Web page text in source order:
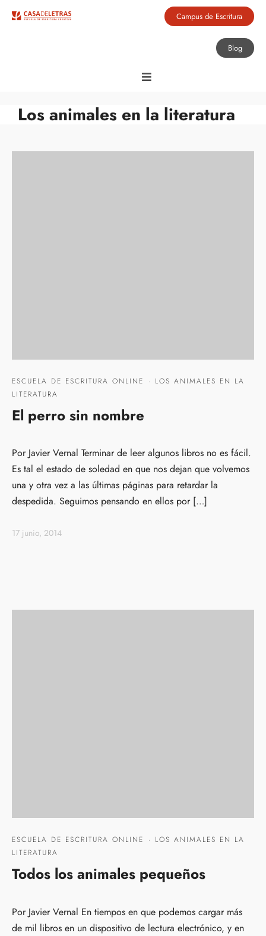
Campus de Escritura
Blog
Los animales en la literatura
ESCUELA DE ESCRITURA ONLINE · LOS ANIMALES EN LA
LITERATURA
El perro sin nombre
Por Javier Vernal Terminar de leer algunos libros no es fácil.
Es tal el estado de soledad en que nos dejan que volvemos
una y otra vez a las últimas páginas para retardar la
despedida. Seguimos pensando en ellos por […]
17 junio, 2014
ESCUELA DE ESCRITURA ONLINE · LOS ANIMALES EN LA
LITERATURA
Todos los animales pequeños
Por Javier Vernal En tiempos en que podemos cargar más
de mil libros en un dispositivo de lectura electrónico, y en